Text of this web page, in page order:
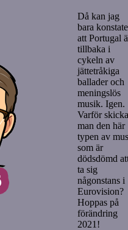
Då kan jag
bara
att Portugal
tillbaka i
cykeln av
jättetråkiga
ballader och
meningslös
musik. Igen.
Varför
man den här
typen av
som är
dödsdömd
ta sig
någonstans i
Eurovision?
Hoppas på
förändring
2021!